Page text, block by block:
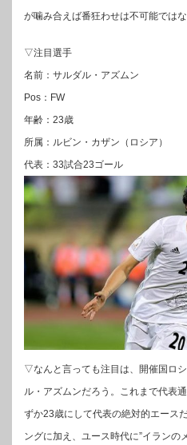
が噛み合えば番狂わせは不可能ではな
▽注目選手
名前：サルダル・アズムン
Pos：FW
年齢：23歳
所属：ルビン・カザン（ロシア）
代表：33試合23ゴール
▽なんと言っても注目は、開催国ロ
ル・アズムンだろう。これまで代表
ずか23歳にして代表の絶対的エース
ングに加え、ユース時代に”イランの